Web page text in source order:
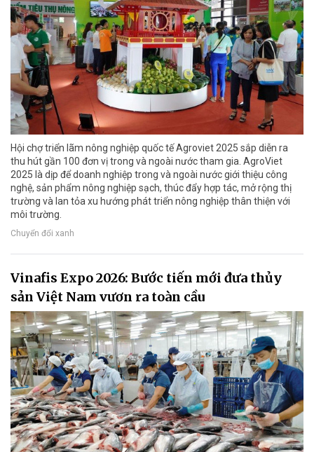
Hội chợ triển lãm nông nghiệp quốc tế Agroviet 2025 sắp diễn ra
thu hút gần 100 đơn vị trong và ngoài nước tham gia. AgroViet
2025 là dịp để doanh nghiệp trong và ngoài nước giới thiệu công
nghệ, sản phẩm nông nghiệp sạch, thúc đẩy hợp tác, mở rộng thị
trường và lan tỏa xu hướng phát triển nông nghiệp thân thiện với
môi trường.
Chuyển đổi xanh
Vinafis Expo 2026: Bước tiến mới đưa thủy
sản Việt Nam vươn ra toàn cầu